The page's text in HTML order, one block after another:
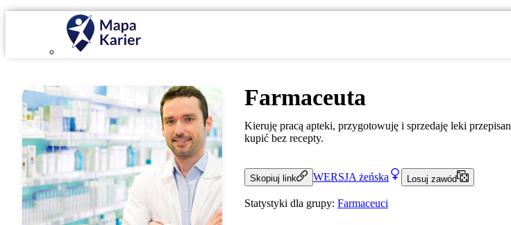
Farmaceuta
Kieruję pracą apteki, przygotowuję i sprzedaję leki
kupić bez recepty.
Skopiuj link WERSJA żeńska Losuj zawód
Statystyki dla grupy: Farmaceuci